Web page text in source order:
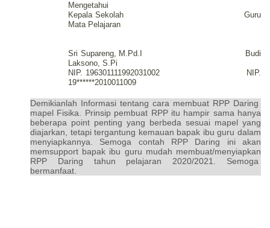
Mengetahui
Kepala Sekolah Guru
Mata Pelajaran
Sri Supareng, M.Pd.I Budi
Laksono, S.Pi
NIP. 196301111992031002 NIP.
19******2010011009
Demikianlah Informasi tentang cara membuat RPP Daring
mapel Fisika. Prinsip pembuat RPP itu hampir sama hanya
beberapa point penting yang berbeda sesuai mapel yang
diajarkan, tetapi tergantung kemauan bapak ibu guru dalam
menyiapkannya. Semoga contah RPP Daring ini akan
memsupport bapak ibu guru mudah membuat/menyiapkan
RPP Daring tahun pelajaran 2020/2021. Semoga
bermanfaat.